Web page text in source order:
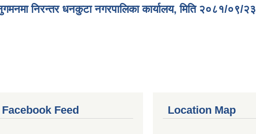
निरन्तर धनकुटा नगरपालिका कार्यालय, मिति २०८१/०९/२३
Facebook Feed Location Map